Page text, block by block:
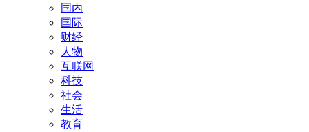
国内
国际
财经
人物
互联网
科技
社会
生活
教育